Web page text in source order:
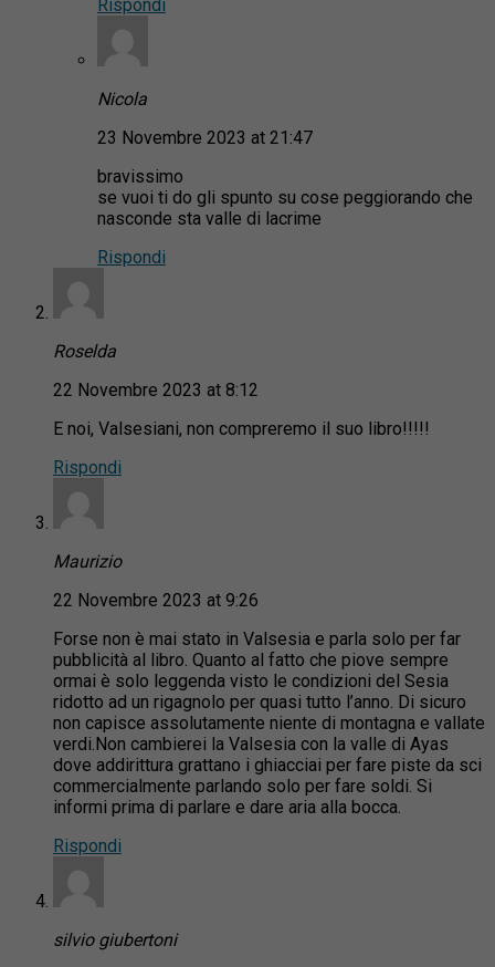
Rispondi
Nicola
23 Novembre 2023 at 21:47
bravissimo
se vuoi ti do gli spunto su cose peggiorando che
nasconde sta valle di lacrime
Rispondi
Roselda
22 Novembre 2023 at 8:12
E noi, Valsesiani, non compreremo il suo libro!!!!!
Rispondi
Maurizio
22 Novembre 2023 at 9:26
Forse non è mai stato in Valsesia e parla solo per far
pubblicità al libro. Quanto al fatto che piove sempre
ormai è solo leggenda visto le condizioni del Sesia
ridotto ad un rigagnolo per quasi tutto l’anno. Di sicuro
non capisce assolutamente niente di montagna e vallate
verdi.Non cambierei la Valsesia con la valle di Ayas
dove addirittura grattano i ghiacciai per fare piste da sci
commercialmente parlando solo per fare soldi. Si
informi prima di parlare e dare aria alla bocca.
Rispondi
silvio giubertoni